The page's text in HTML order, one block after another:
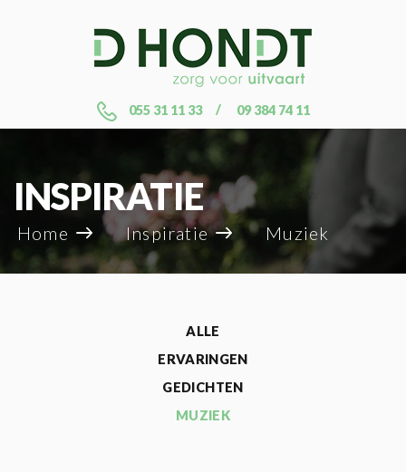
055 31 11 33 09 384 74 11
INSPIRATIE
Home Inspiratie Muziek
ALLE
ERVARINGEN
GEDICHTEN
MUZIEK